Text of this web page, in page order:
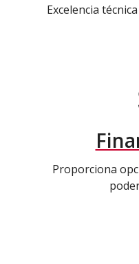
Excelencia
Proporciona